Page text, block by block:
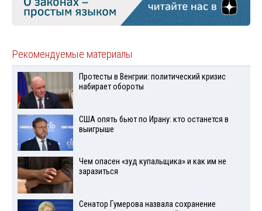
Рекомендуемые материалы
Протесты в Венгрии: политический кризис
набирает обороты
США опять бьют по Ирану: кто останется в
выигрыше
Чем опасен «зуд купальщика» и как им не
заразиться
Сенатор Гумерова назвала сохранение